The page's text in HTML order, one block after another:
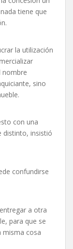
tiene que
la utilización
nombre
sino
con una
distinto, insistió
confundirse
a otra
para que se
misma cosa